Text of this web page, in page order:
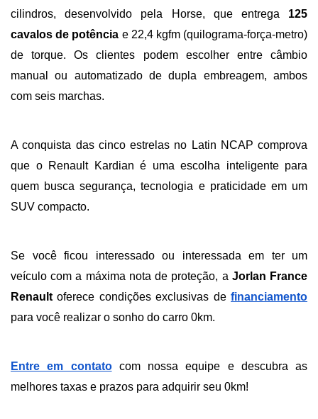
cilindros, desenvolvido pela Horse, que entrega 125
cavalos de potência e 22,4 kgfm (quilograma-força-metro)
de torque. Os clientes podem escolher entre câmbio
manual ou automatizado de dupla embreagem, ambos
com seis marchas.
A conquista das cinco estrelas no Latin NCAP comprova
que o Renault Kardian é uma escolha inteligente para
quem busca segurança, tecnologia e praticidade em um
SUV compacto.
Se você ficou interessado ou interessada em ter um
veículo com a máxima nota de proteção, a Jorlan France
Renault oferece condições exclusivas de financiamento
para você realizar o sonho do carro 0km.
Entre em contato com nossa equipe e descubra as
melhores taxas e prazos para adquirir seu 0km!